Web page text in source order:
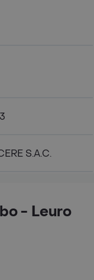
S.A.C.
- Leuro